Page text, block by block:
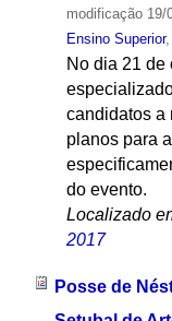
modificação19/
Ensino Superior,
No dia 21 de
candidatos a
planos para
do evento.
Localizado
2017
Posse de